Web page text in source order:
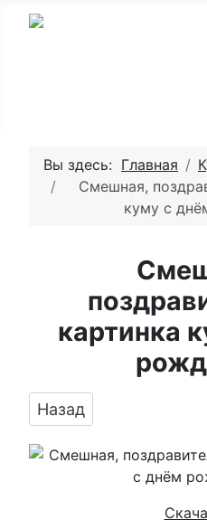
Вы здесь: Главная
Смешная,
куму с
картинка
Предыдущий:
Назад